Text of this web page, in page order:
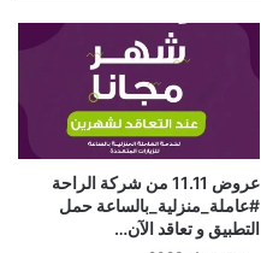
عروض 11.11 من شركة الراحة
#عاملة_منزلية_بالساعة حمل
التطبيق و تعاقد الآن…